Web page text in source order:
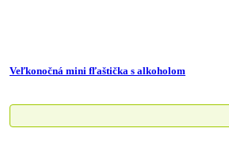
Veľkonočná mini fľaštička s alkoholom